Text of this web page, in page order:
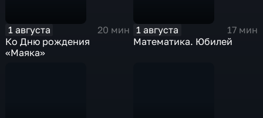
1 августа
20 мин
Ко Дню рождения
«Маяка»
1 августа
17 мин
Математика. Юбилей